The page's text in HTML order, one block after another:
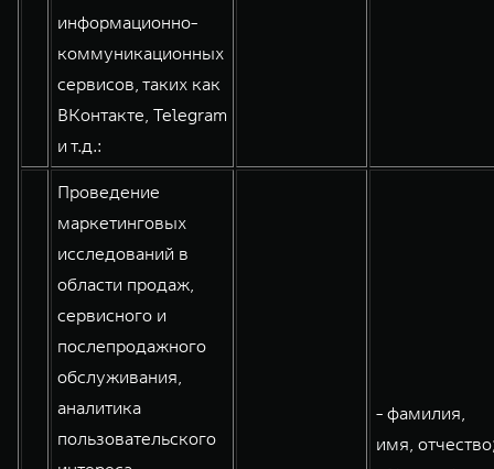
информационно-
коммуникационных
сервисов, таких как
ВКонтакте, Telegram
и т.д.:
Проведение
маркетинговых
исследований в
области продаж,
сервисного и
послепродажного
обслуживания,
аналитика
пользовательского
- фамилия,
имя,